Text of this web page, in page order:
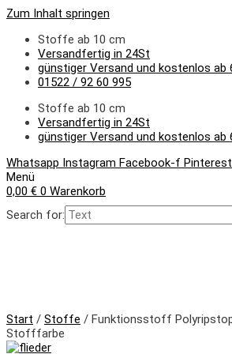
Zum Inhalt springen
Stoffe ab 10 cm
Versandfertig in 24St
günstiger Versand und kostenlos ab
01522 / 92 60 995
Stoffe ab 10 cm
Versandfertig in 24St
günstiger Versand und kostenlos ab
Whatsapp Instagram Facebook-f Pinterest
Menü
0,00 € 0 Warenkorb
Search for:
Start / Stoffe / Funktionsstoff
Stofffarbe